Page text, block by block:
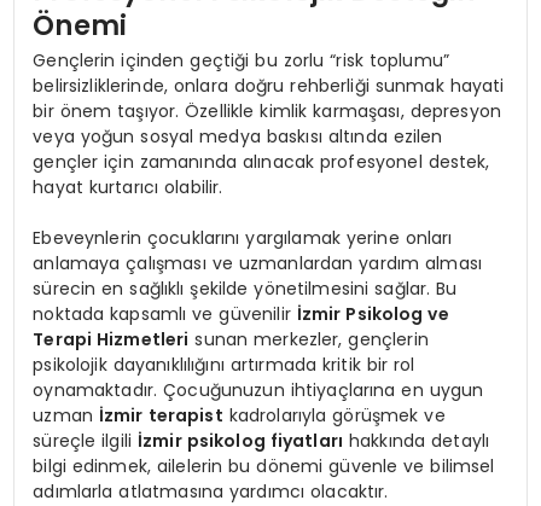
Önemi
Gençlerin içinden geçtiği bu zorlu “risk toplumu”
belirsizliklerinde, onlara doğru rehberliği sunmak hayati
bir önem taşıyor. Özellikle kimlik karmaşası, depresyon
veya yoğun sosyal medya baskısı altında ezilen
gençler için zamanında alınacak profesyonel destek,
hayat kurtarıcı olabilir.
Ebeveynlerin çocuklarını yargılamak yerine onları
anlamaya çalışması ve uzmanlardan yardım alması
sürecin en sağlıklı şekilde yönetilmesini sağlar. Bu
noktada kapsamlı ve güvenilir İzmir Psikolog ve
Terapi Hizmetleri sunan merkezler, gençlerin
psikolojik dayanıklılığını artırmada kritik bir rol
oynamaktadır. Çocuğunuzun ihtiyaçlarına en uygun
uzman İzmir terapist kadrolarıyla görüşmek ve
süreçle ilgili İzmir psikolog fiyatları hakkında detaylı
bilgi edinmek, ailelerin bu dönemi güvenle ve bilimsel
adımlarla atlatmasına yardımcı olacaktır.